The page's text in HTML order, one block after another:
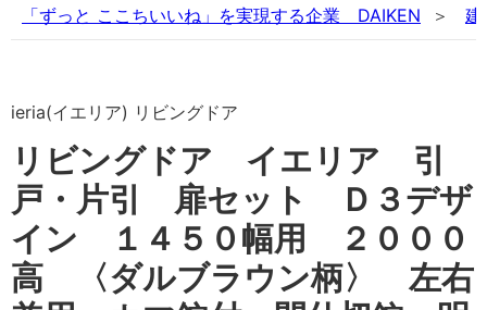
「ずっと ここちいいね」を実現する企業 DAIKEN 建
ieria(イエリア) リビングドア
リビングドア イエリア 引
戸・片引 扉セット Ｄ３デザ
イン １４５０幅用 ２０００
高 〈ダルブラウン柄〉 左右